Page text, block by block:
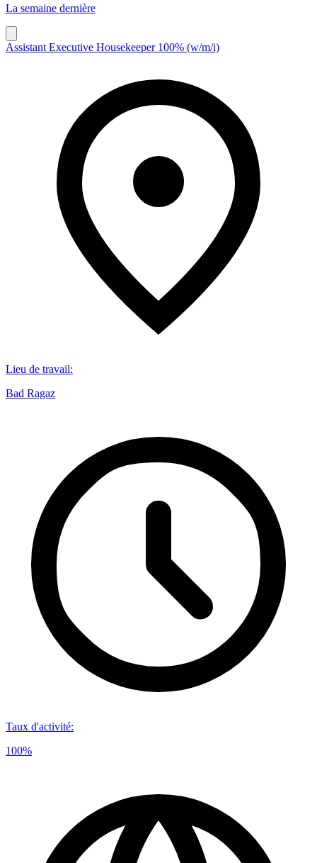
La semaine dernière
Assistant Executive Housekeeper 100% (w/m/i)
Lieu de travail:
Bad Ragaz
Taux d'activité:
100%